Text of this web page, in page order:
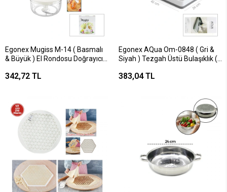
Egonex Mugiss M-14 ( Basmalı
& Büyük ) El Rondosu Doğrayıcı (
Pls.hazne= 1.5lt )*12=k
342,72 TL
Egonex AQua Om-0848 ( Gri &
Siyah ) Tezgah Üstü Bulaşıklık (
26x42x12cm )*6=k
383,04 TL